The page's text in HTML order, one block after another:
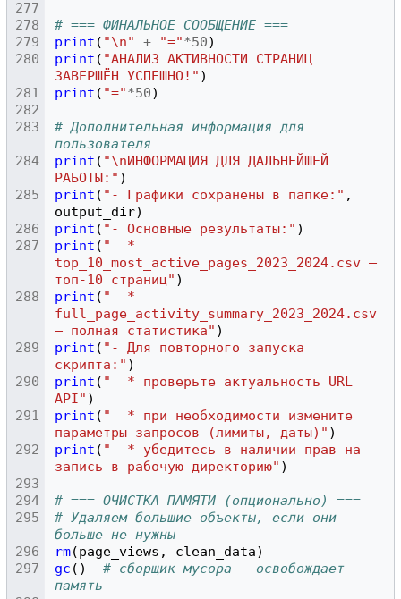
# === ФИНАЛЬНОЕ СООБЩЕНИЕ ===
print ( "\n" + "="*50)
print ( "АНАЛИЗ АКТИВНОСТИ СТРАНИЦ
ЗАВЕРШЁН УСПЕШНО!" )
print ( "="*50)
# Дополнительная информация для
пользователя
print ( "\nИНФОРМАЦИЯ ДЛЯ ДАЛЬНЕЙШЕЙ
РАБОТЫ:" )
print ( "- Графики сохранены в папке:" ,
output_dir)
print ( "- Основные результаты:" )
print ( "  *
top_10_most_active_pages_2023_2024.csv —
топ-10 страниц" )
print ( "  *
full_page_activity_summary_2023_2024.csv
— полная статистика" )
print ( "- Для повторного запуска
скрипта:" )
print ( "  * проверьте актуальность URL
API" )
print ( "  * при необходимости измените
параметры запросов (лимиты, даты)" )
print ( "  * убедитесь в наличии прав на
запись в рабочую директорию" )
# === ОЧИСТКА ПАМЯТИ (опционально) ===
# Удаляем большие объекты, если они
больше не нужны
rm(page_views , clean_data)
gc ()
# сборщик мусора — освобождает
память